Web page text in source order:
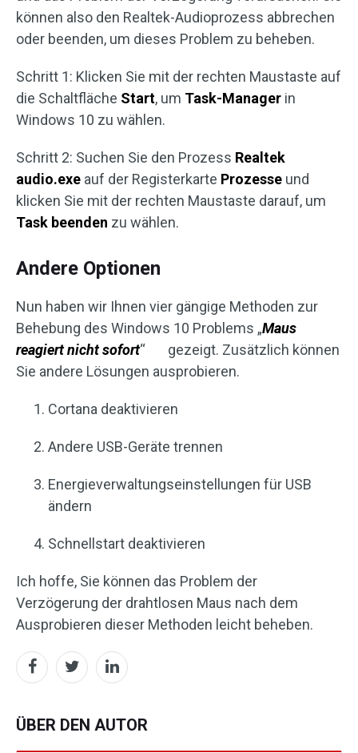
können also den Realtek-Audioprozess abbrechen
oder beenden, um dieses Problem zu beheben.
Schritt 1: Klicken Sie mit der rechten Maustaste auf
die Schaltfläche Start, um Task-Manager in
Windows 10 zu wählen.
Schritt 2: Suchen Sie den Prozess Realtek
audio.exe auf der Registerkarte Prozesse und
klicken Sie mit der rechten Maustaste darauf, um
Task beenden zu wählen.
Andere Optionen
Nun haben wir Ihnen vier gängige Methoden zur
Behebung des Windows 10 Problems „Maus
reagiert nicht sofort“ gezeigt. Zusätzlich können
Sie andere Lösungen ausprobieren.
Cortana deaktivieren
Andere USB-Geräte trennen
Energieverwaltungseinstellungen für USB
ändern
Schnellstart deaktivieren
Ich hoffe, Sie können das Problem der
Verzögerung der drahtlosen Maus nach dem
Ausprobieren dieser Methoden leicht beheben.
ÜBER DEN AUTOR